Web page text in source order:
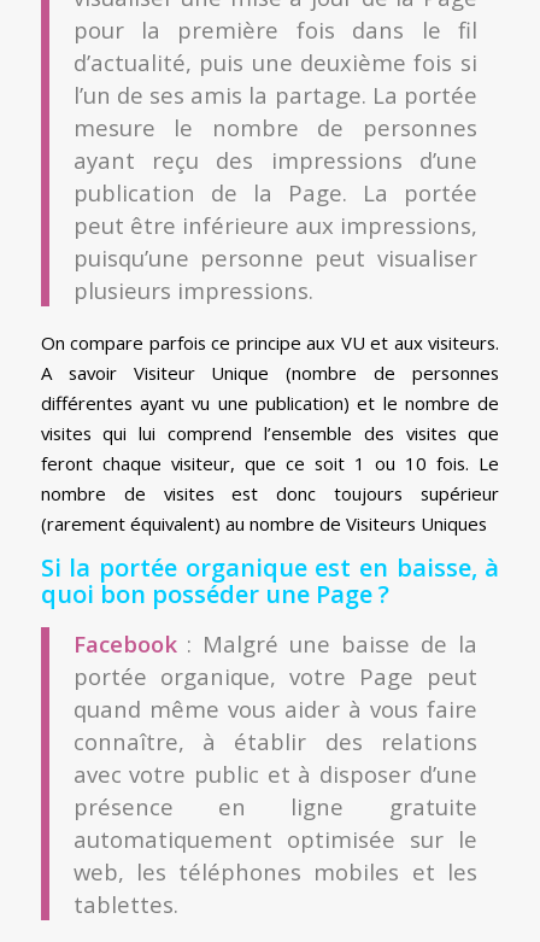
pour la première fois dans le fil
d’actualité, puis une deuxième fois si
l’un de ses amis la partage. La portée
mesure le nombre de personnes
ayant reçu des impressions d’une
publication de la Page. La portée
peut être inférieure aux impressions,
puisqu’une personne peut visualiser
plusieurs impressions.
On compare parfois ce principe aux VU et aux visiteurs.
A savoir Visiteur Unique (nombre de personnes
différentes ayant vu une publication) et le nombre de
visites qui lui comprend l’ensemble des visites que
feront chaque visiteur, que ce soit 1 ou 10 fois. Le
nombre de visites est donc toujours supérieur
(rarement équivalent) au nombre de Visiteurs Uniques
Si la portée organique est en baisse, à
quoi bon posséder une Page ?
Facebook: Malgré une baisse de la
portée organique, votre Page peut
quand même vous aider à vous faire
connaître, à établir des relations
avec votre public et à disposer d’une
présence en ligne gratuite
automatiquement optimisée sur le
web, les téléphones mobiles et les
tablettes.